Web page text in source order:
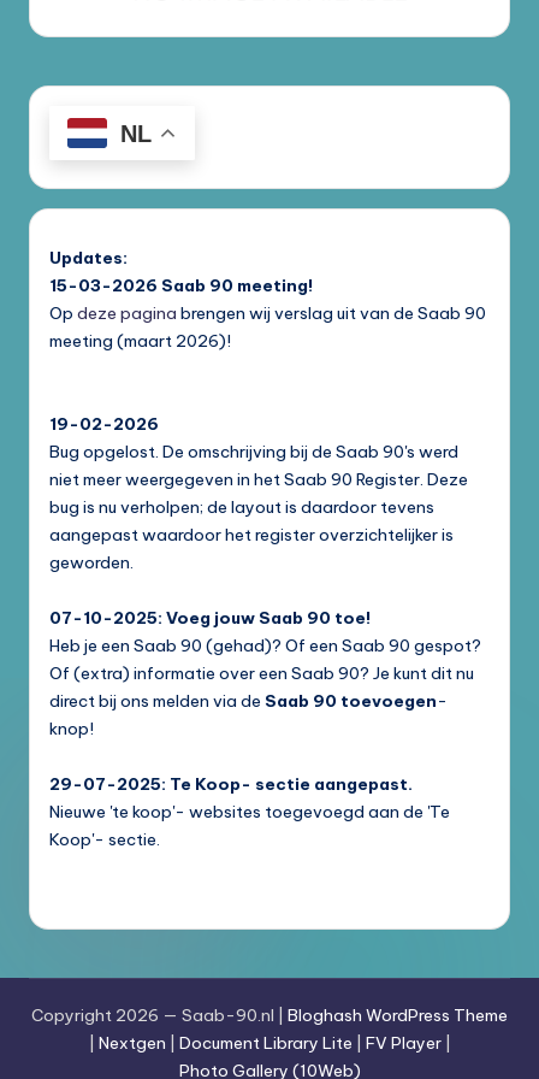
NL
Updates:
15-03-2026 Saab 90 meeting!
Op deze pagina brengen wij verslag uit van de Saab 90
meeting (maart 2026)!
19-02-2026
Bug opgelost. De omschrijving bij de Saab 90's werd
niet meer weergegeven in het Saab 90 Register. Deze
bug is nu verholpen; de layout is daardoor tevens
aangepast waardoor het register overzichtelijker is
geworden.
07-10-2025: Voeg jouw Saab 90 toe!
Heb je een Saab 90 (gehad)? Of een Saab 90 gespot?
Of (extra) informatie over een Saab 90? Je kunt dit nu
direct bij ons melden via de Saab 90 toevoegen-
knop!
29-07-2025: Te Koop- sectie aangepast.
Nieuwe 'te koop'- websites toegevoegd aan de 'Te
Koop'- sectie.
Copyright 2026 — Saab-90.nl | Bloghash WordPress Theme
Nextgen Document Library Lite FV Player|
Photo Gallery (10Web)